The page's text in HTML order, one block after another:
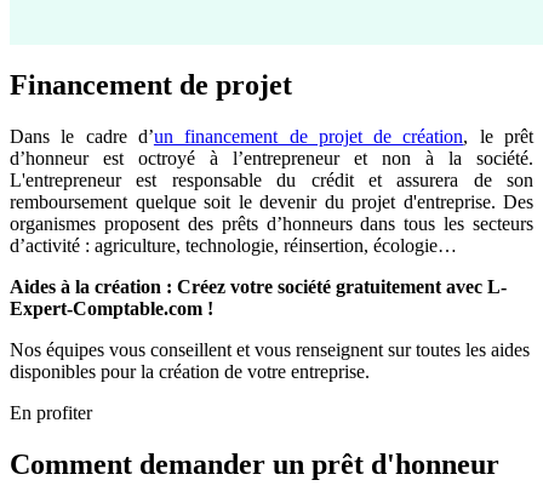
Financement de projet
Dans le cadre d’un financement de projet de création, le prêt
d’honneur est octroyé à l’entrepreneur et non à la société.
L'entrepreneur est responsable du crédit et assurera de son
remboursement quelque soit le devenir du projet d'entreprise. Des
organismes proposent des prêts d’honneurs dans tous les secteurs
d’activité : agriculture, technologie, réinsertion, écologie…
Aides à la création : Créez votre société gratuitement avec L-
Expert-Comptable.com !
Nos équipes vous conseillent et vous renseignent sur toutes les aides
disponibles pour la création de votre entreprise.
En profiter
Comment demander un prêt d'honneur